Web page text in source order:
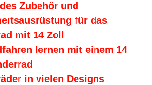
Zubehör und
für das
mit 14 Zoll
lernen mit einem 14
in vielen Designs